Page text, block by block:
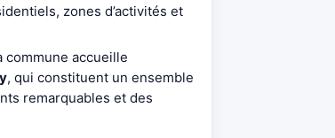
zones d’activités et
commune accueille
, qui constituent un ensemble
remarquables et des